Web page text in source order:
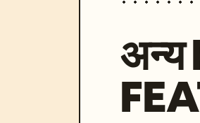
अन्य